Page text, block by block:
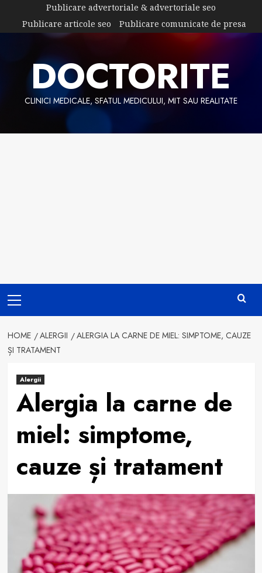
content
Publicare advertoriale & advertoriale seo
Publicare articole seo
Publicare comunicate de presa
DOCTORITE
CLINICI MEDICALE, SFATUL MEDICULUI, MIT SAU REALITATE
Menu
HOME ALERGII
ALERGIA LA CARNE DE MIEL: SIMPTOME, CAUZE
ȘI TRATAMENT
Alergii
Alergia la carne de
miel: simptome,
cauze și tratament